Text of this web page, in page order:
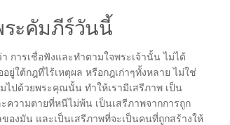
ะคัมภีร์วันนี้
การเชื่อฟังและทำตามใจพระเจ้านั้น ไม่ได้
ยู่ใต้กฎที่ไร้เหตุผล หรือกฎเก่าๆทั้งหลาย ไม่ใช่
ไปด้วยพระคุณนั้น ทำให้เรามีเสรีภาพ เป็น
ความตายที่หนีไม่พ้น เป็นเสรีภาพจากการถูก
งมัน และเป็นเสรีภาพที่จะเป็นคนที่ถูกสร้างให้